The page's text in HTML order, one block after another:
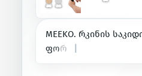
MEEKO. რკინის საკიდ
ფორ